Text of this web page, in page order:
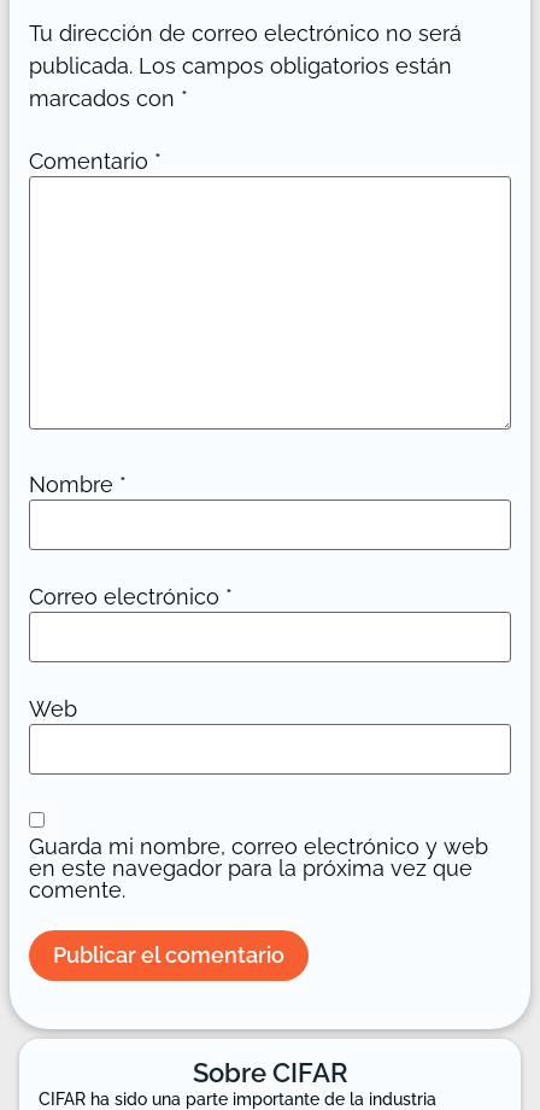
Tu dirección de correo electrónico no será
publicada. Los campos obligatorios están
marcados con *
Comentario *
Nombre *
Correo electrónico *
Web
Guarda mi nombre, correo electrónico y web
en este navegador para la próxima vez que
comente.
Sobre CIFAR
CIFAR ha sido una parte importante de la industria